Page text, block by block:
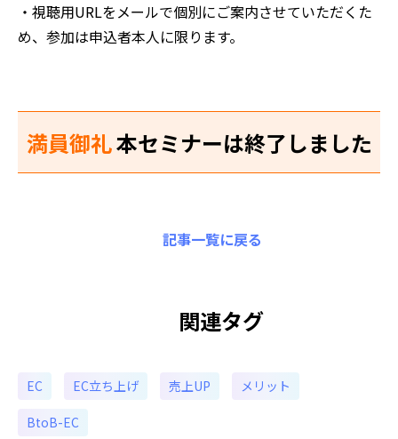
・視聴用URLをメールで個別にご案内させていただくた
め、参加は申込者本人に限ります。
満員御礼本セミナーは終了しました
記事一覧に戻る
関連タグ
EC EC立ち上げ 売上UP メリット
BtoB-EC